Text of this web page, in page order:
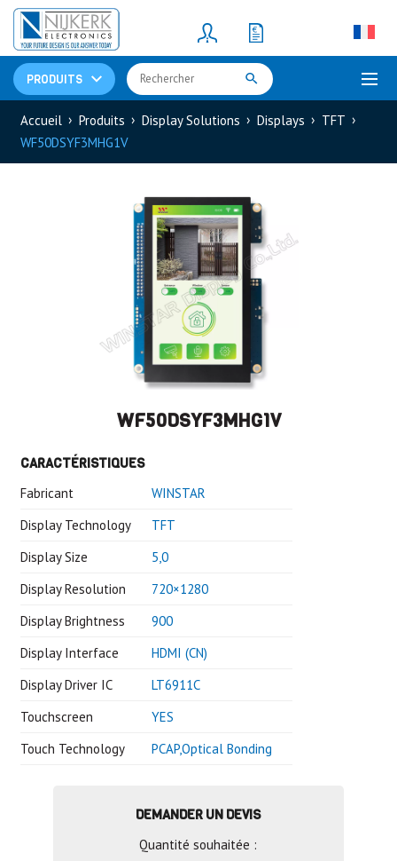
PRODUITS
Resistors(781)
Shunt Resistor
Accueil Produits Display Solutions Displays
TFT
WF50DSYF3MHG1V
WF50DSYF3MHG1V
CARACTÉRISTIQUES
Fabricant
WINSTAR
Display Technology
TFT
Display Size
5,0
Display Resolution
720×1280
Display Brightness
900
Display Interface
HDMI (CN)
Display Driver IC
LT6911C
Touchscreen
YES
Touch Technology
PCAP,Optical Bonding
DEMANDER UN DEVIS
Quantité souhaitée :